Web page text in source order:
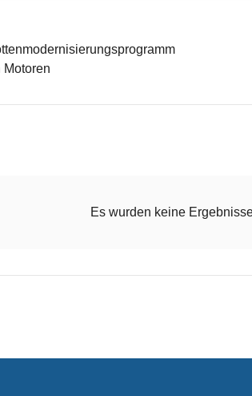
Es wurden keine